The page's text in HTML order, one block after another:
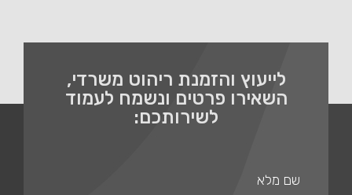
לייעוץ והזמנת ריהוט משרדי,
השאירו פרטים ונשמח לעמוד
לשירותכם: